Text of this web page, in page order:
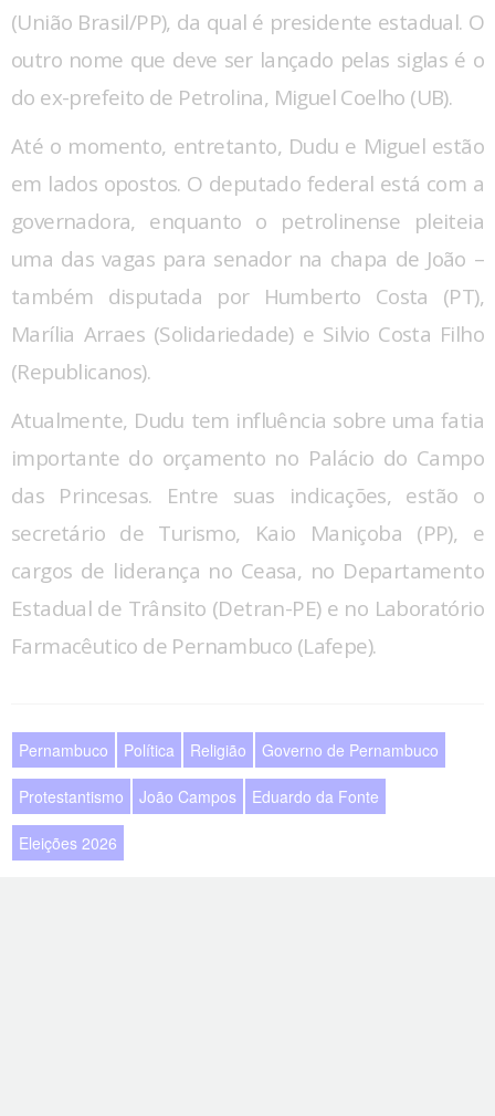
(União Brasil/PP), da qual é presidente estadual. O
outro nome que deve ser lançado pelas siglas é o
do ex-prefeito de Petrolina, Miguel Coelho (UB).
Até o momento, entretanto, Dudu e Miguel estão
em lados opostos. O deputado federal está com a
governadora, enquanto o petrolinense pleiteia
uma das vagas para senador na chapa de João –
também disputada por Humberto Costa (PT),
Marília Arraes (Solidariedade) e Silvio Costa Filho
(Republicanos).
Atualmente, Dudu tem influência sobre uma fatia
importante do orçamento no Palácio do Campo
das Princesas. Entre suas indicações, estão o
secretário de Turismo, Kaio Maniçoba (PP), e
cargos de liderança no Ceasa, no Departamento
Estadual de Trânsito (Detran-PE) e no Laboratório
Farmacêutico de Pernambuco (Lafepe).
Pernambuco Política Religião Governo de Pernambuco
Protestantismo João Campos Eduardo da Fonte
Eleições 2026